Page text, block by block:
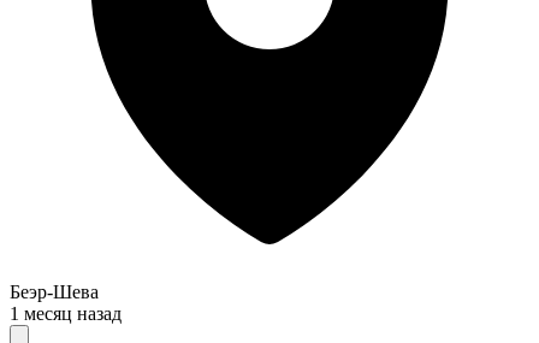
Беэр-Шева
1 месяц назад